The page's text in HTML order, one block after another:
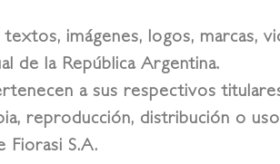
imágenes, logos, marcas,
de la República Argentina.
a sus respectivos
reproducción, distribución o
Fiorasi S.A.